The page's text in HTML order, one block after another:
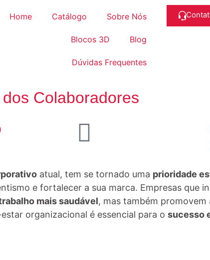
Home Catálogo Sobre Nós
Blocos 3D Blog
Dúvidas Frequentes
Colaboradores
atual, tem se tornado uma prioridade
e fortalecer a sua marca. Empresas que
mais saudável, mas também promovem
organizacional é essencial para o sucesso